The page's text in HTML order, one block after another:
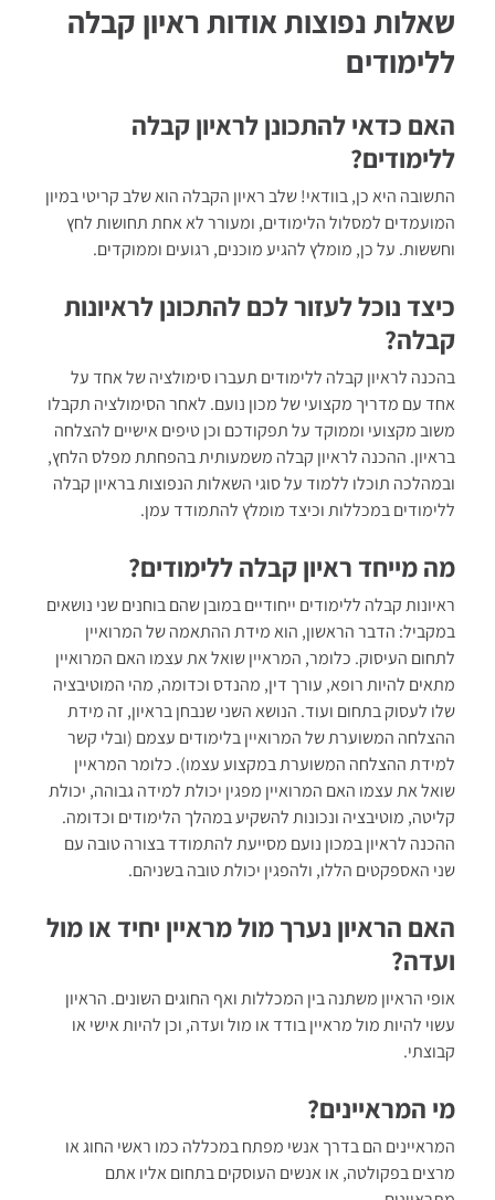
שאלות נפוצות אודות ראיון קבלה
ללימודים
האם כדאי להתכונן לראיון קבלה
ללימודים?
התשובה היא כן, בוודאי! שלב ראיון הקבלה הוא שלב קריטי במיון
המועמדים למסלול הלימודים, ומעורר לא אחת תחושות לחץ
וחששות. על כן, מומלץ להגיע מוכנים, רגועים וממוקדים.
כיצד נוכל לעזור לכם להתכונן לראיונות
קבלה?
בהכנה לראיון קבלה ללימודים תעברו סימולציה של אחד על
אחד עם מדריך מקצועי של מכון נועם. לאחר הסימולציה תקבלו
משוב מקצועי וממוקד על תפקודכם וכן טיפים אישיים להצלחה
בראיון. ההכנה לראיון קבלה משמעותית בהפחתת מפלס הלחץ,
ובמהלכה תוכלו ללמוד על סוגי השאלות הנפוצות בראיון קבלה
ללימודים במכללות וכיצד מומלץ להתמודד עמן.
מה מייחד ראיון קבלה ללימודים?
ראיונות קבלה ללימודים ייחודיים במובן שהם בוחנים שני נושאים
במקביל: הדבר הראשון, הוא מידת ההתאמה של המרואיין
לתחום העיסוק. כלומר, המראיין שואל את עצמו האם המרואיין
מתאים להיות רופא, עורך דין, מהנדס וכדומה, מהי המוטיבציה
שלו לעסוק בתחום ועוד. הנושא השני שנבחן בראיון, זה מידת
ההצלחה המשוערת של המרואיין בלימודים עצמם (ובלי קשר
למידת ההצלחה המשוערת במקצוע עצמו). כלומר המראיין
שואל את עצמו האם המרואיין מפגין יכולת למידה גבוהה, יכולת
קליטה, מוטיבציה ונכונות להשקיע במהלך הלימודים וכדומה.
ההכנה לראיון במכון נועם מסייעת להתמודד בצורה טובה עם
שני האספקטים הללו, ולהפגין יכולת טובה בשניהם.
האם הראיון נערך מול מראיין יחיד או מול
ועדה?
אופי הראיון משתנה בין המכללות ואף החוגים השונים. הראיון
עשוי להיות מול מראיין בודד או מול ועדה, וכן להיות אישי או
קבוצתי.
מי המראיינים?
המראיינים הם בדרך אנשי מפתח במכללה כמו ראשי החוג או
מרצים בפקולטה, או אנשים העוסקים בתחום אליו אתם